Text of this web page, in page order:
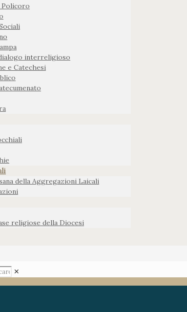
interreligioso
e Catechesi
della Aggregazioni Laicali
religiose della Diocesi
✕